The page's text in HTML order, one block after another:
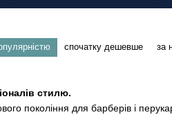
спочатку дешевше за
стилю.
покоління для барберів і